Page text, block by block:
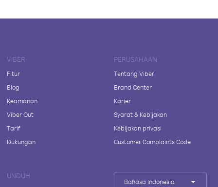
VIBER
Fitur
Blog
Keamanan
Viber Out
Tarif
Dukungan
PERUSAHAAN
Tentang Viber
Brand Center
Karier
Syarat & Kebijakan
Kebijakan privasi
Customer Complaints Code
UNDUH
Bahasa Indonesia